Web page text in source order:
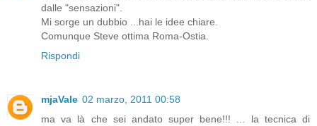
dalle "sensazioni".
Mi sorge un dubbio ...hai le idee chiare.
Comunque Steve ottima Roma-Ostia.
Rispondi
mjaVale 02 marzo, 2011 00:58
ma va là che sei andato super bene!!! ... la tecnica di